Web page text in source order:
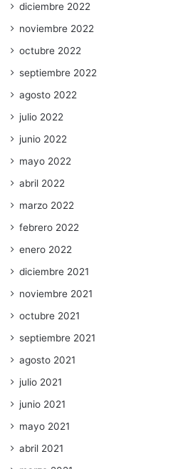
diciembre 2022
noviembre 2022
octubre 2022
septiembre 2022
agosto 2022
julio 2022
junio 2022
mayo 2022
abril 2022
marzo 2022
febrero 2022
enero 2022
diciembre 2021
noviembre 2021
octubre 2021
septiembre 2021
agosto 2021
julio 2021
junio 2021
mayo 2021
abril 2021